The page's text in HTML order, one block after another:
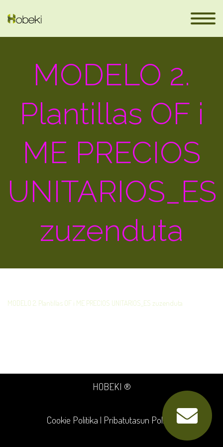
MODELO 2.
Plantillas OF i
ME PRECIOS
UNITARIOS_ES
zuzenduta
MODELO 2. Plantillas OF i ME PRECIOS UNITARIOS_ES zuzenduta
HOBEKI ®
Cookie Politika | Pribatutasun Politika